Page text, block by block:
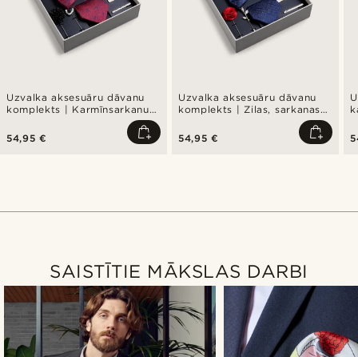
Uzvalka aksesuāru dāvanu
komplekts | Karmīnsarkanu
motīvu komplekts
54,95 €
Uzvalka aksesuāru dāvanu
komplekts | Zilas, sarkanas
un sudraba krāsas komplekts
54,95 €
SAISTĪTIE MĀKSLAS DARBI